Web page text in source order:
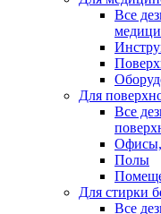
Все
Для
Все
Полы
Для стирки
Все